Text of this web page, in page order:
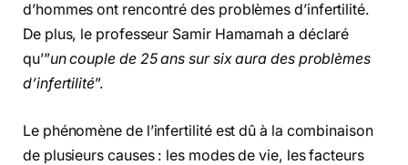
d’hommes ont rencontré des problèmes d’infertilité.
De plus, le professeur Samir Hamamah a déclaré
qu’”un couple de 25 ans sur six aura des problèmes
d’infertilité”.
Le phénomène de l’infertilité est dû à la combinaison
de plusieurs causes : les modes de vie, les facteurs